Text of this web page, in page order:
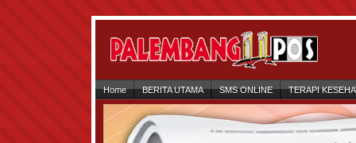
Home BERITA UTAMA SMS ONLINE TERAPI